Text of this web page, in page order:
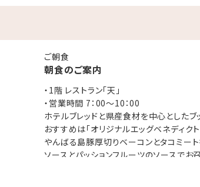
：00～22：00
6・10月 9：00～18：00／7～9月 9：00～22：
より営業時間が変更になる場合がございます。
」 ⇒ 10：00～21：00（最終受付20：00）※
時間営業（3階）
ご希望の場合は、前日までの予約をお願い致します
ご朝食
朝食のご案内
・1階 レストラン「天」
・営業時間 7：00～10：00
ホテルブレッドと県産食材を中心としたブ
おすすめは「オリジナルエッグベネディクト
やんばる島豚厚切りベーコンとタコミー
ソースとパッションフルーツのソースでお
「エッグベネディクト」、「オムレツ」か